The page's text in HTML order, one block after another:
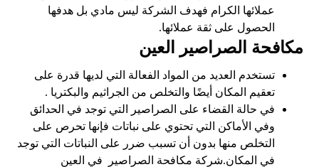
عملائها الكرام فهدف الشركة ليس مادي بل هدفها
الحصول على ثقة عملائها.
مكافحة الصراصير العين
تستخدم العديد من المواد الفعالة التي لديها قدرة على
تعقيم المكان أيضًا والتخلص من الجراثيم والبكتريا .
في حالة القضاء على الصراصير التي توجد في الحدائق
وفي الأماكن التي تحتوي على نباتات فإنها تحرص على
التخلص منها بدون أن تسبب ضرر على النباتات التي توجد
في المكان.شركة مكافحة الصراصير في العين